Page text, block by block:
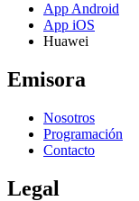
App Android
App iOS
Huawei
Emisora
Nosotros
Programación
Contacto
Legal